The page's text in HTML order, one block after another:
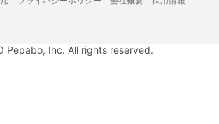
Pepabo, Inc. All rights reserved.